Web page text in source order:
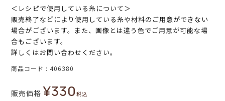
＜レシピで使用している糸について＞
販売終了などにより使用している糸や材料のご用意ができない
場合がございます。また、画像とは違う色でご用意が可能な場
合もございます。
詳しくはお問い合わせください。
商品コード 406380
販売価格 ¥330税込